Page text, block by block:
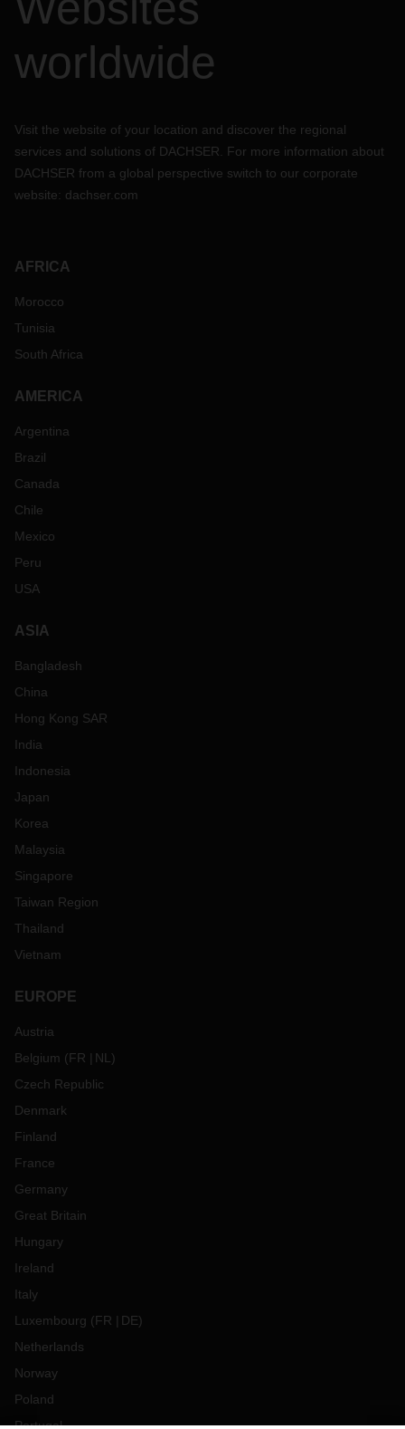
worldwide
Visit the website of your location and discover the regional
services and solutions of DACHSER. For more information about
DACHSER from a global perspective switch to our corporate
website: dachser.com
AFRICA
Morocco
Tunisia
South Africa
AMERICA
Argentina
Brazil
Canada
Chile
Mexico
Peru
USA
ASIA
Bangladesh
China
Hong Kong SAR
India
Indonesia
Japan
Korea
Malaysia
Singapore
Taiwan Region
Thailand
Vietnam
EUROPE
Austria
Belgium (FR NL )
Czech Republic
Denmark
Finland
France
Germany
Great Britain
Hungary
Ireland
Italy
Luxembourg (FR DE)
Netherlands
Norway
Poland
Portugal